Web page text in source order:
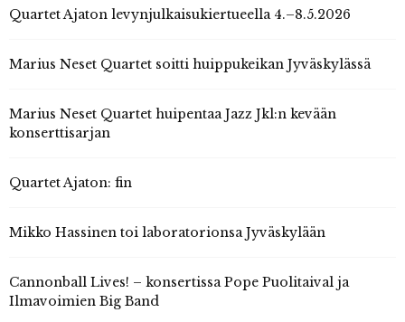
Quartet Ajaton levynjulkaisukiertueella 4.–8.5.2026
Marius Neset Quartet soitti huippukeikan Jyväskylässä
Marius Neset Quartet huipentaa Jazz Jkl:n kevään
konserttisarjan
Quartet Ajaton: fin
Mikko Hassinen toi laboratorionsa Jyväskylään
Cannonball Lives! – konsertissa Pope Puolitaival ja
Ilmavoimien Big Band